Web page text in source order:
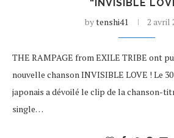
“INVISIBLE
bytenshi41 2 avril
THE RAMPAGE from EXILE TRIBE ont
nouvelle chanson INVISIBLE LOVE ! Le
japonais a dévoilé le clip de la chanson-
single…